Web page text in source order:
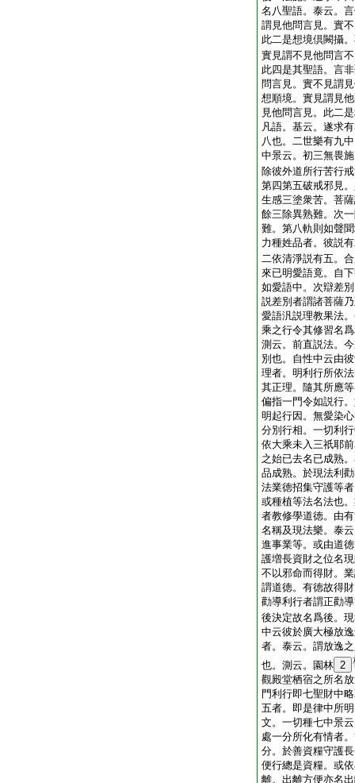
名八聖語。泰云。
謂見他問言見。實
此二是想境倶闕攝
實見謂不見他問言
此四是其聖語。言
問言見。實不見謂
想順境。實見謂見
見他問言見。此二
凡語。基云。遂求
八也。二世樂有九
中景云。初三無畏
除彼外道所行苦行
第四第五破戒邪見
生感三塗衆苦。菩
餘三除異熟難。次
難。第八軌則如聲
力種姓品者。彼説
二依清淨説有五。
來已明愛語竟。自
如愛語中。次辯差
説差別者謂諸菩薩
愛語汎説理教果法
乘之行令其修習名
測云。前直説法。
別也。自性中云由
理者。明利行所依
其正理。隨其所應
偏指一門令如説行
明起行因。無愛染
分別行相。一切利
依大乘未入三祇耶
之始已去名已成熟
品成熟。於現法利
法業徳招集守護等
或種植等法名法也
者教修學道徳。由
名稱及現法樂。泰
進事業等。或由道
護増長資財之位名
不以邪命而得財。
謂道徳。有徳故得
勸導利行者謂正勸
後決定故名爲後。
中云彼於廣大極放
者。泰云。謂放逸
也。測云。園林 2
觀殿堂栖宿之所名
門利行即七聖財中
五者。即是律中所
文。一切種七中景
處一分所化有情者
分。於善資糧守護
便行總是資糧。或
離。出離方便亦名